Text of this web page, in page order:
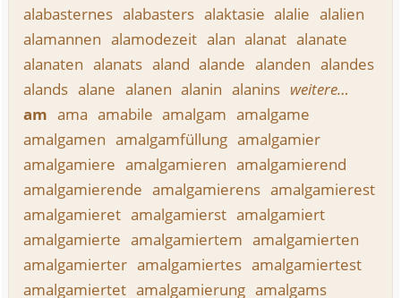
alabasternes alabasters alaktasie alalie alalien
alamannen alamodezeit alan alanat alanate
alanaten alanats aland alande alanden alandes
alands alane alanen alanin alanins weitere…
am ama amabile amalgam amalgame
amalgamen amalgamfüllung amalgamier
amalgamiere amalgamieren amalgamierend
amalgamierende amalgamierens amalgamierest
amalgamieret amalgamierst amalgamiert
amalgamierte amalgamiertem amalgamierten
amalgamierter amalgamiertes amalgamiertest
amalgamiertet amalgamierung amalgams